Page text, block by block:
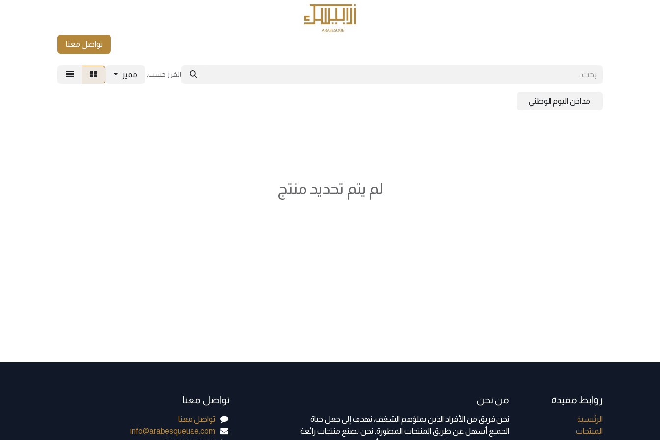
تواصل معنا
الفرز حسب: مميز
مداخن اليوم الوطني
لم يتم تحديد منتج
روابط مفيدة
الرئي​سية
ا​لمنتجات
من نحن
نحن فريق من الأفراد الذين يملؤهم الشغف، نهدف إلى جعل حياة
الجميع أسهل عن طريق المنتجات المطورة. نحن نصنع منتجات رائعة
تواصل معنا
تواصل معنا
info@arabesqueuae.com